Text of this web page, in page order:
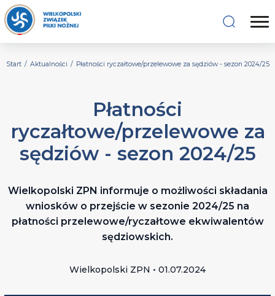
Start / Aktualności / Płatności ryczałtowe/przelewowe za sędziów - sezon 2024/25
Płatności
ryczałtowe/przelewowe za
sędziów - sezon 2024/25
Wielkopolski ZPN informuje o możliwości składania
wniosków o przejście w sezonie 2024/25 na
płatności przelewowe/ryczałtowe ekwiwalentów
sędziowskich.
Wielkopolski ZPN • 01.07.2024